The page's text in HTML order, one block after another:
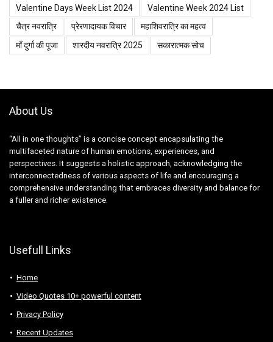
Valentine Days Week List 2024
Valentine Week 2024 List
चैत्र नवरात्रि
प्रेरणादायक विचार
महाशिवरात्रि का महत्व
माँ दुर्गा की पूजा
शारदीय नवरात्रि 2025 सकारात्मक सोच
About Us
“All in one thoughts” is a concise concept encapsulating the
multifaceted nature of human emotions, experiences, and
perspectives. It suggests a holistic approach, acknowledging the
interconnectedness of various aspects of life and encouraging a
comprehensive understanding that embraces diversity and balance for
a fuller and richer existence.
Usefull Links
Home
Video Quotes 10+ powerful content
Privacy Policy
Recent Updates